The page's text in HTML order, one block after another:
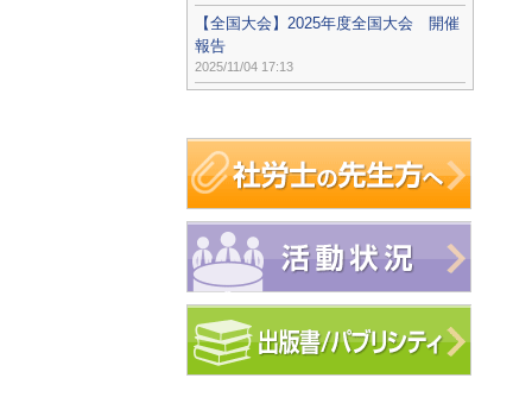
【全国大会】2025年度全国大会 開催
報告
2025/11/04 17:13